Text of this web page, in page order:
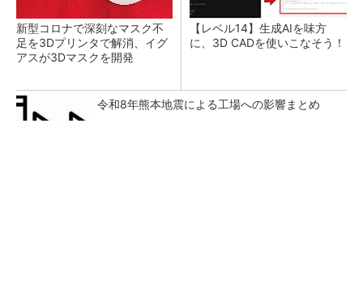
新型コロナで深刻なマスク不
足を3Dプリンタで解消、イグ
アスが3Dマスクを開発
【レベル14】生成AIを味方
に、3D CADを使いこなそう！
令和8年熊本地震による工場への影響まとめ